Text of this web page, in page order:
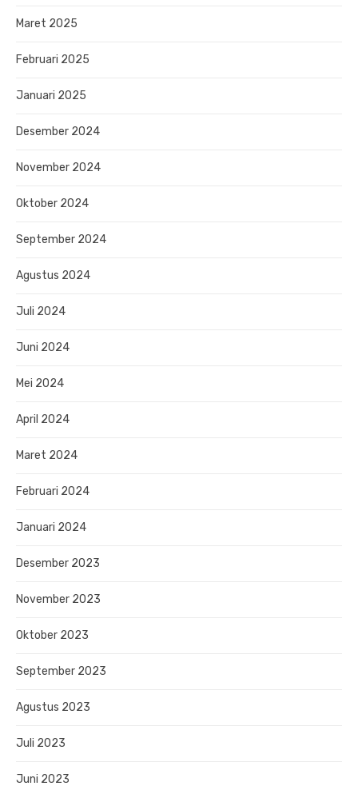
Maret 2025
Februari 2025
Januari 2025
Desember 2024
November 2024
Oktober 2024
September 2024
Agustus 2024
Juli 2024
Juni 2024
Mei 2024
April 2024
Maret 2024
Februari 2024
Januari 2024
Desember 2023
November 2023
Oktober 2023
September 2023
Agustus 2023
Juli 2023
Juni 2023